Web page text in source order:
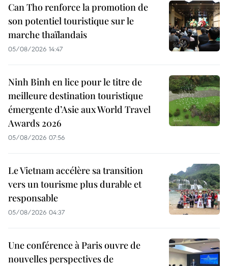
Can Tho renforce la promotion de
son potentiel touristique sur le
marche thaïlandais
05/08/2026 14:47
Ninh Binh en lice pour le titre de
meilleure destination touristique
émergente d’Asie aux World Travel
Awards 2026
05/08/2026 07:56
Le Vietnam accélère sa transition
vers un tourisme plus durable et
responsable
05/08/2026 04:37
Une conférence à Paris ouvre de
nouvelles perspectives de